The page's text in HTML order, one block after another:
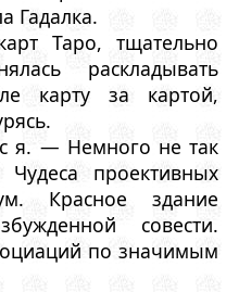
Гадалка.
Таро, тщательно
раскладывать
карту за картой,
я. — Немного не так
Чудеса проективных
Красное здание
совести.
по значимым